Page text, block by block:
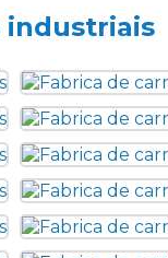
industriais